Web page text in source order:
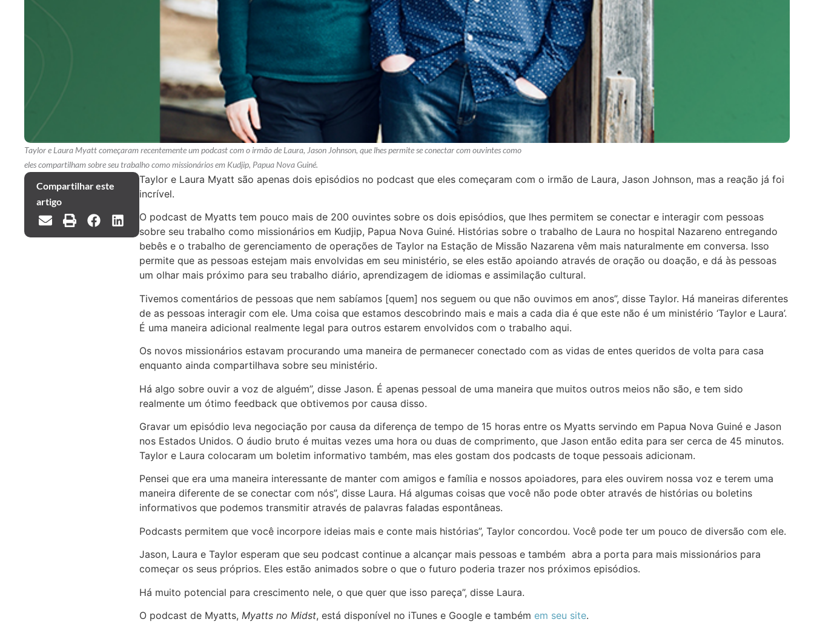
Taylor e Laura Myatt começaram recentemente um podcast com o irmão de Laura, Jason Johnson, que lhes permite se conectar com ouvintes como
eles compartilham sobre seu trabalho como missionários em Kudjip, Papua Nova Guiné.
Compartilhar este
artigo
Taylor e Laura Myatt são apenas dois episódios no podcast que eles começaram com o irmão de Laura, Jason Johnson, mas a reação já foi
incrível.
O podcast de Myatts tem pouco mais de 200 ouvintes sobre os dois episódios, que lhes permitem se conectar e interagir com pessoas
sobre seu trabalho como missionários em Kudjip, Papua Nova Guiné. Histórias sobre o trabalho de Laura no hospital Nazareno entregando
bebês e o trabalho de gerenciamento de operações de Taylor na Estação de Missão Nazarena vêm mais naturalmente em conversa. Isso
permite que as pessoas estejam mais envolvidas em seu ministério, se eles estão apoiando através de oração ou doação, e dá às pessoas
um olhar mais próximo para seu trabalho diário, aprendizagem de idiomas e assimilação cultural.
Tivemos comentários de pessoas que nem sabíamos [quem] nos seguem ou que não ouvimos em anos”, disse Taylor. Há maneiras diferentes
de as pessoas interagir com ele. Uma coisa que estamos descobrindo mais e mais a cada dia é que este não é um ministério ‘Taylor e Laura’.
É uma maneira adicional realmente legal para outros estarem envolvidos com o trabalho aqui.
Os novos missionários estavam procurando uma maneira de permanecer conectado com as vidas de entes queridos de volta para casa
enquanto ainda compartilhava sobre seu ministério.
Há algo sobre ouvir a voz de alguém”, disse Jason. É apenas pessoal de uma maneira que muitos outros meios não são, e tem sido
realmente um ótimo feedback que obtivemos por causa disso.
Gravar um episódio leva negociação por causa da diferença de tempo de 15 horas entre os Myatts servindo em Papua Nova Guiné e Jason
nos Estados Unidos. O áudio bruto é muitas vezes uma hora ou duas de comprimento, que Jason então edita para ser cerca de 45 minutos.
Taylor e Laura colocaram um boletim informativo também, mas eles gostam dos podcasts de toque pessoais adicionam.
Pensei que era uma maneira interessante de manter com amigos e família e nossos apoiadores, para eles ouvirem nossa voz e terem uma
maneira diferente de se conectar com nós”, disse Laura. Há algumas coisas que você não pode obter através de histórias ou boletins
informativos que podemos transmitir através de palavras faladas espontâneas.
Podcasts permitem que você incorpore ideias mais e conte mais histórias”, Taylor concordou. Você pode ter um pouco de diversão com ele.
Jason, Laura e Taylor esperam que seu podcast continue a alcançar mais pessoas e também abra a porta para mais missionários para
começar os seus próprios. Eles estão animados sobre o que o futuro poderia trazer nos próximos episódios.
Há muito potencial para crescimento nele, o que quer que isso pareça”, disse Laura.
O podcast de Myatts, Myatts no Midst, está disponível no iTunes e Google e também em seu site.